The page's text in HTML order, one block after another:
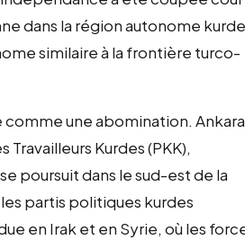
dans la région autonome
similaire à la frontière turco-
une abomination. Ankara
Kurdes (PKK),
poursuit dans le sud-est de la
partis politiques kurdes
en Irak et en Syrie, où les